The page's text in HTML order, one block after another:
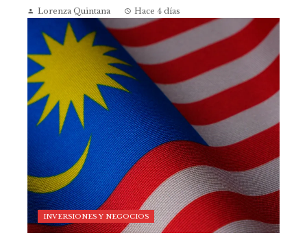
Lorenza Quintana Hace 4 días
INVERSIONES Y NEGOCIOS